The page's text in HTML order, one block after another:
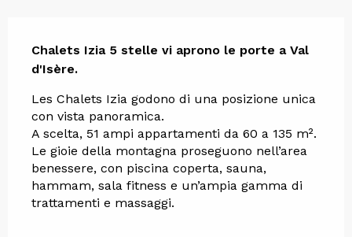
Chalets Izia 5 stelle vi aprono le porte a Val
d'Isère.
Les Chalets Izia godono di una posizione unica
con vista panoramica.
A scelta, 51 ampi appartamenti da 60 a 135 m².
Le gioie della montagna proseguono nell’area
benessere, con piscina coperta, sauna,
hammam, sala fitness e un’ampia gamma di
trattamenti e massaggi.